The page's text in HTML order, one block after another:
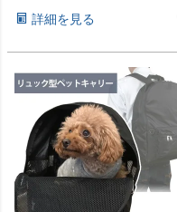
詳細を見る